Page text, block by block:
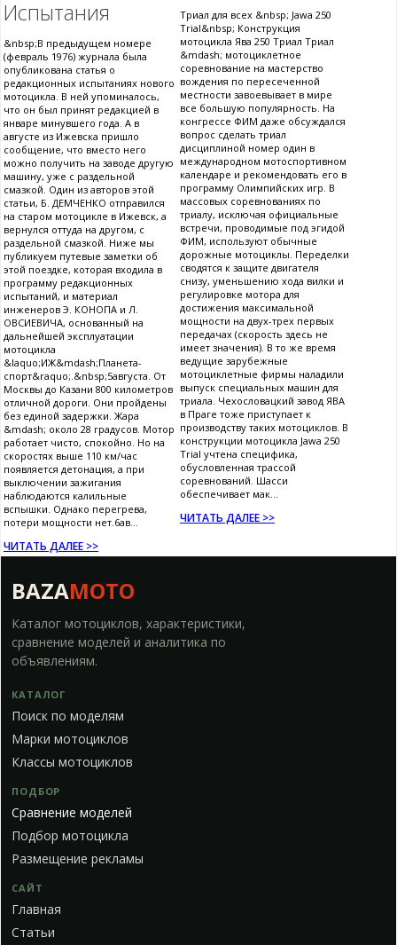
Испытания
&nbsp;В предыдущем номере
(февраль 1976) журнала была
опубликована статья о
редакционных испытаниях нового
мотоцикла. В ней упоминалось,
что он был принят редакцией в
январе минувшего года. А в
августе из Ижевска пришло
сообщение, что вместо него
можно получить на заводе другую
машину, уже с раздельной
смазкой. Один из авторов этой
статьи, Б. ДЕМЧЕНКО отправился
на старом мотоцикле в Ижевск, а
вернулся оттуда на другом, с
раздельной смазкой. Ниже мы
публикуем путевые заметки об
этой поездке, которая входила в
программу редакционных
испытаний, и материал
инженеров Э. КОНОПА и Л.
ОВСИЕВИЧА, основанный на
дальнейшей эксплуатации
мотоцикла
&laquo;ИЖ&mdash;Планета-
спорт&raquo;.&nbsp;5августа. От
Москвы до Казани 800 километров
отличной дороги. Они пройдены
без единой задержки. Жара
&mdash; около 28 градусов. Мотор
работает чисто, спокойно. Но на
скоростях выше 110 км/час
появляется детонация, а при
выключении зажигания
наблюдаются калильные
вспышки. Однако перегрева,
потери мощности нет.6ав...
ЧИТАТЬ ДАЛЕЕ >>
Триал для всех &nbsp; Jawa 250
Trial&nbsp; Конструкция
мотоцикла Ява 250 Триал Триал
&mdash; мотоциклетное
соревнование на мастерство
вождения по пересеченной
местности завоевывает в мире
все большую популярность. На
конгрессе ФИМ даже обсуждался
вопрос сделать триал
дисциплиной номер один в
международном мотоспортивном
календаре и рекомендовать его в
программу Олимпийских игр. В
массовых соревнованиях по
триалу, исключая официальные
встречи, проводимые под эгидой
ФИМ, используют обычные
дорожные мотоциклы. Переделки
сводятся к защите двигателя
снизу, уменьшению хода вилки и
регулировке мотора для
достижения максимальной
мощности на двух-трех первых
передачах (скорость здесь не
имеет значения). В то же время
ведущие зарубежные
мотоциклетные фирмы наладили
выпуск специальных машин для
триала. Чехословацкий завод ЯВА
в Праге тоже приступает к
производству таких мотоциклов. В
конструкции мотоцикла Jawa 250
Trial учтена специфика,
обусловленная трассой
соревнований. Шасси
обеспечивает мак...
ЧИТАТЬ ДАЛЕЕ >>
BAZAMOTO
Каталог мотоциклов, характеристики,
сравнение моделей и аналитика по
объявлениям.
КАТАЛОГ
Поиск по моделям
Марки мотоциклов
Классы мотоциклов
ПОДБОР
Сравнение моделей
Подбор мотоцикла
Размещение рекламы
САЙТ
Главная
Статьи